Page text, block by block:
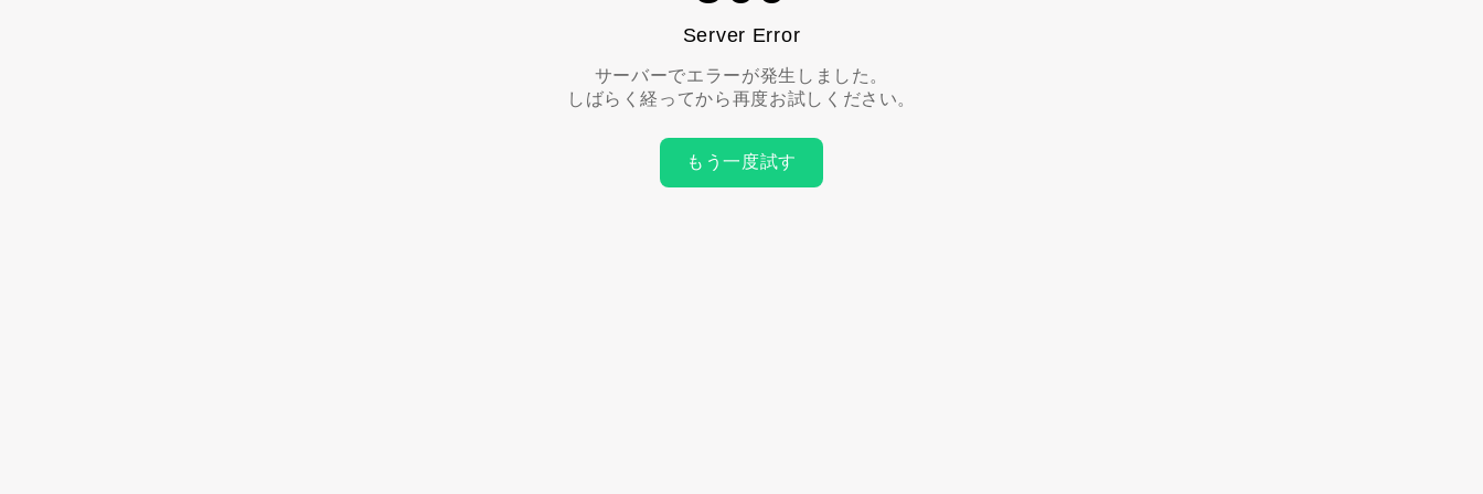
Server Error
サーバーでエラーが発生しました。
しばらく経ってから再度お試しください。
もう一度試す